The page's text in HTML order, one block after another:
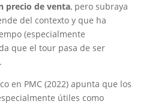
precio de venta, pero subraya
del contexto y que ha
(especialmente
que el tour pasa de ser
en PMC (2022) apunta que los
útiles como